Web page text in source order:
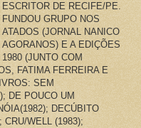
ESCRITOR DE RECIFE/PE.
FUNDOU GRUPO NOS
ATADOS (JORNAL NANICO
AGORANOS) E A EDIÇÕES
(JUNTO COM
FATIMA FERREIRA E
SEM
DE POUCO UM
DECÚBITO
CRU/WELL (1983);